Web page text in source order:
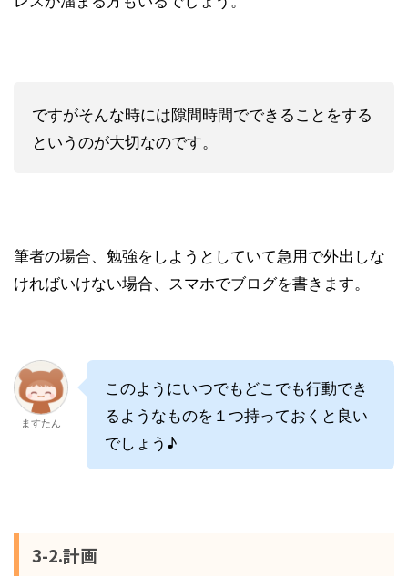
ですがそんな時には隙間時間でできることをする
というのが大切なのです。
筆者の場合、勉強をしようとしていて急用で外出しな
ければいけない場合、スマホでブログを書きます。
ますたん
このようにいつでもどこでも行動でき
るようなものを１つ持っておくと良い
でしょう♪
3-2.計画